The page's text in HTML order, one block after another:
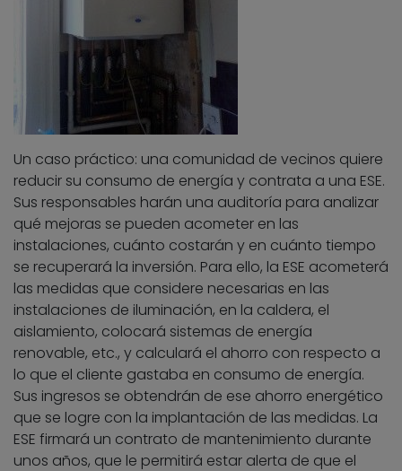
Un caso práctico: una comunidad de vecinos quiere
reducir su consumo de energía y contrata a una ESE.
Sus responsables harán una auditoría para analizar
qué mejoras se pueden acometer en las
instalaciones, cuánto costarán y en cuánto tiempo
se recuperará la inversión. Para ello, la ESE acometerá
las medidas que considere necesarias en las
instalaciones de iluminación, en la caldera, el
aislamiento, colocará sistemas de energía
renovable, etc., y calculará el ahorro con respecto a
lo que el cliente gastaba en consumo de energía.
Sus ingresos se obtendrán de ese ahorro energético
que se logre con la implantación de las medidas. La
ESE firmará un contrato de mantenimiento durante
unos años, que le permitirá estar alerta de que el